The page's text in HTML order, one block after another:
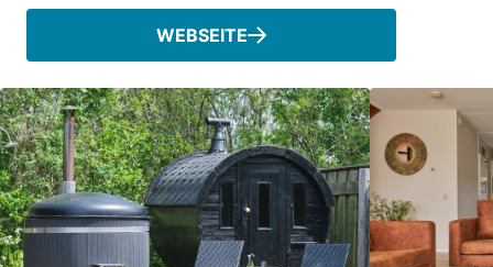
WEBSEITE